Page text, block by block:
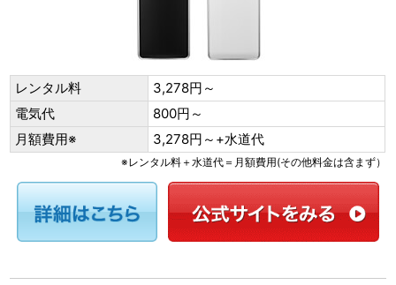
レンタル料
3,278円～
電気代
800円～
月額費用※
3,278円～+水道代
※レンタル料＋水道代＝月額費用(その他料金は含まず）